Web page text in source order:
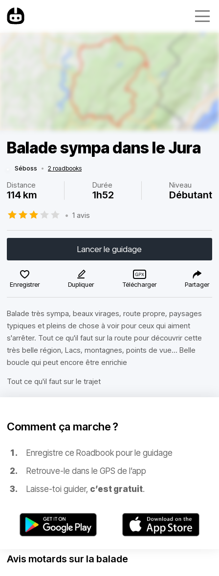
Balade sympa dans le Jura
Séboss • 2 roadbooks
Distance
114 km
Durée
1h52
Niveau
Débutant
• 1 avis
Lancer le guidage
Enregistrer Dupliquer Télécharger Partager
Balade très sympa, beaux virages, route propre, paysages
typiques et pleins de chose à voir pour ceux qui aiment
s'arrêter. Tout ce qu'il faut sur la route pour découvrir cette
très belle région, Lacs, montagnes, points de vue... Belle
boucle qui peut encore être enrichie
Tout ce qu'il faut sur le trajet
Comment ça marche ?
Enregistre ce Roadbook pour le guidage
Retrouve-le dans le GPS de l’app
Laisse-toi guider, c’est gratuit.
Avis motards sur la balade